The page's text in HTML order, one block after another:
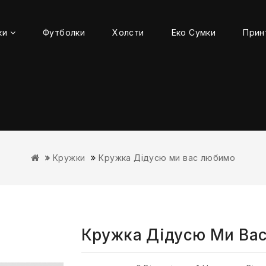
Футболки Холсти Еко Сумки
Кружки Кружка Дідусю ми вас любимо
Кружка Дідусю Ми